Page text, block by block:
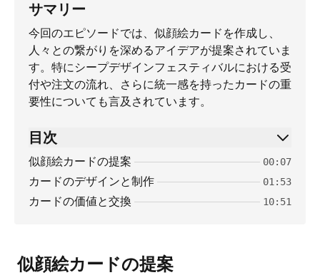
サマリー
今回のエピソードでは、似顔絵カードを作成し、
人々との繋がりを深めるアイデアが提案されていま
す。特にシープデザインフェスティバルにおける受
付や注文の流れ、さらに統一感を持ったカードの重
要性についても言及されています。
目次
似顔絵カードの提案 00:07
カードのデザインと制作 01:53
カードの価値と交換 10:51
似顔絵カードの提案